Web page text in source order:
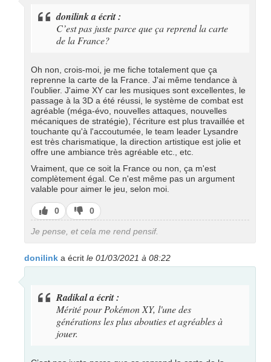
donilink a écrit :
C’est pas juste parce que ça reprend la carte
de la France?
Oh non, crois-moi, je me fiche totalement que ça
reprenne la carte de la France. J'ai même tendance à
l'oublier. J'aime XY car les musiques sont excellentes, le
passage à la 3D a été réussi, le système de combat est
agréable (méga-évo, nouvelles attaques, nouvelles
mécaniques de stratégie), l'écriture est plus travaillée et
touchante qu'à l'accoutumée, le team leader Lysandre
est très charismatique, la direction artistique est jolie et
offre une ambiance très agréable etc., etc.
Vraiment, que ce soit la France ou non, ça m'est
complètement égal. Ce n'est même pas un argument
valable pour aimer le jeu, selon moi.
J’aime
0
J’aime
pas
0
Je pense, et cela me rend pensif.
donilink a écrit le 01/03/2021 à 08:22
Radikal a écrit :
Mérité pour Pokémon XY, l'une des
générations les plus abouties et agréables à
jouer.